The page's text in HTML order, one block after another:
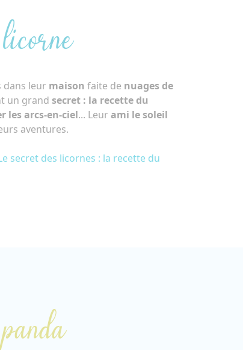
dans leur maison faite de nuages de
un grand secret : la recette du
les arcs-en-ciel... Leur ami le soleil
aventures.
secret des licornes : la recette du